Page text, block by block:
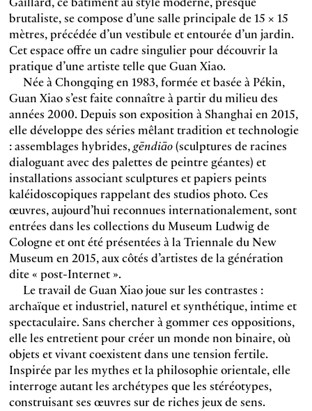
brutaliste, se compose d’une salle principale de 15 × 15
mètres, précédée d’un vestibule et entourée d’un jardin.
Cet espace offre un cadre singulier pour découvrir la
pratique d’une artiste telle que Guan Xiao.
Née à Chongqing en 1983, formée et basée à Pékin,
Guan Xiao s’est faite connaître à partir du milieu des
années 2000. Depuis son exposition à Shanghai en 2015,
elle développe des séries mêlant tradition et technologie
: assemblages hybrides, gēndiāo(sculptures de racines
dialoguant avec des palettes de peintre géantes) et
installations associant sculptures et papiers peints
kaléidoscopiques rappelant des studios photo. Ces
œuvres, aujourd’hui reconnues internationalement, sont
entrées dans les collections du Museum Ludwig de
Cologne et ont été présentées à la Triennale du New
Museum en 2015, aux côtés d’artistes de la génération
dite « post-Internet ».
Le travail de Guan Xiao joue sur les contrastes :
archaïque et industriel, naturel et synthétique, intime et
spectaculaire. Sans chercher à gommer ces oppositions,
elle les entretient pour créer un monde non binaire, où
objets et vivant coexistent dans une tension fertile.
Inspirée par les mythes et la philosophie orientale, elle
interroge autant les archétypes que les stéréotypes,
construisant ses œuvres sur de riches jeux de sens.